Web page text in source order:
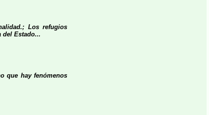
Los refugios
del Estado...
que hay fenómenos